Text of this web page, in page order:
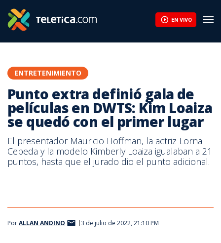
EN VIVO
ENTRETENIMIENTO
Punto extra definió gala de
películas en DWTS: Kim Loaiza
se quedó con el primer lugar
El presentador Mauricio Hoffman, la actriz Lorna
Cepeda y la modelo Kimberly Loaiza igualaban a 21
puntos, hasta que el jurado dio el punto adicional.
PorALLAN ANDINO 3 de julio de 2022, 21:10 PM